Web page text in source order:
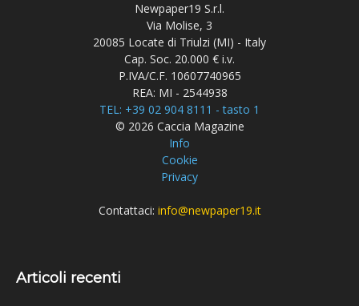
Newpaper19 S.r.l.
Via Molise, 3
20085 Locate di Triulzi (MI) - Italy
Cap. Soc. 20.000 € i.v.
P.IVA/C.F. 10607740965
REA: MI - 2544938
TEL: +39 02 904 8111 - tasto 1
© 2026 Caccia Magazine
Info
Cookie
Privacy
Contattaci: info@newpaper19.it
Articoli recenti